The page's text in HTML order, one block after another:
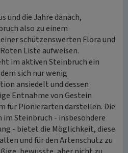
und die Jahre danach,
also zu einem
schützenswerten Flora und
Liste aufweisen.
im aktiven Steinbruch ein
sich nur wenig
ansiedelt und dessen
Entnahme von Gestein
für Pionierarten darstellen. Die
im Steinbruch - insbesondere
- bietet die Möglichkeit, diese
und für den Artenschutz zu